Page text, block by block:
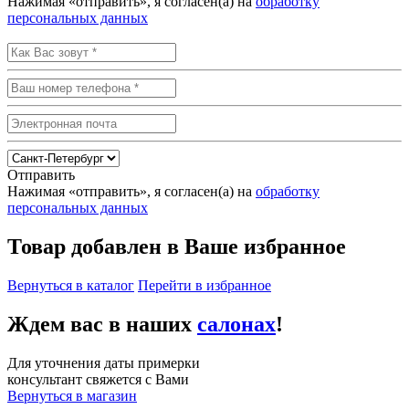
персональных данных
Отправить
Нажимая «отправить», я согласен(а) на обработку
персональных данных
Товар добавлен в Ваше избранное
Вернуться в каталог Перейти в избранное
Ждем вас в наших салонах!
Для уточнения даты примерки
консультант свяжется с Вами
Вернуться в магазин